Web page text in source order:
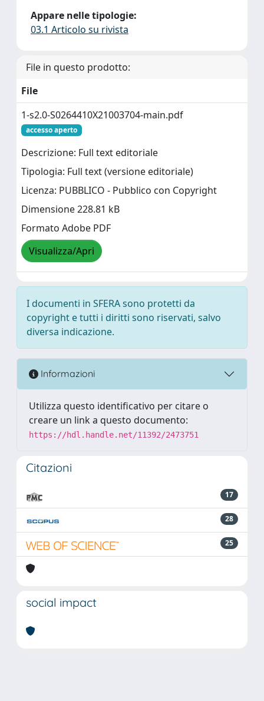
Appare nelle tipologie:
03.1 Articolo su rivista
File in questo prodotto:
File
1-s2.0-S0264410X21003704-main.pdf
accesso aperto
Descrizione: Full text editoriale
Tipologia: Full text (versione editoriale)
Licenza: PUBBLICO - Pubblico con Copyright
Dimensione 228.81 kB
Formato Adobe PDF
Visualizza/Apri
I documenti in SFERA sono protetti da
copyright e tutti i diritti sono riservati, salvo
diversa indicazione.
Informazioni
Utilizza questo identificativo per citare o
creare un link a questo documento:
https://hdl.handle.net/11392/2473751
Citazioni
17
28
25
social impact